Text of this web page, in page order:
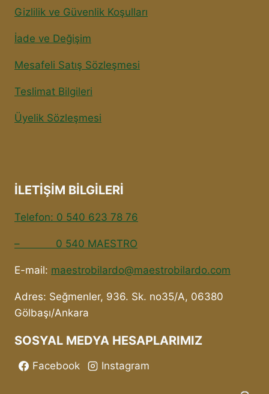
Gizlilik ve Güvenlik Koşulları
İade ve Değişim
Mesafeli Satış Sözleşmesi
Teslimat Bilgileri
Üyelik Sözleşmesi
İLETİŞİM BİLGİLERİ
Telefon: 0 540 623 78 76
– 0 540 MAESTRO
E-mail: maestrobilardo@maestrobilardo.com
Adres: Seğmenler, 936. Sk. no35/A, 06380
Gölbaşı/Ankara
SOSYAL MEDYA HESAPLARIMIZ
Facebook Instagram